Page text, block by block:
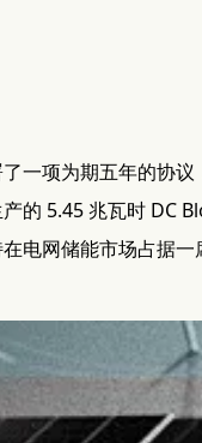
一项为期五年的协
的 5.45 兆瓦时 DC
电网储能市场占据一